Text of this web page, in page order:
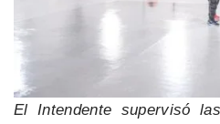
El Intendente supervisó